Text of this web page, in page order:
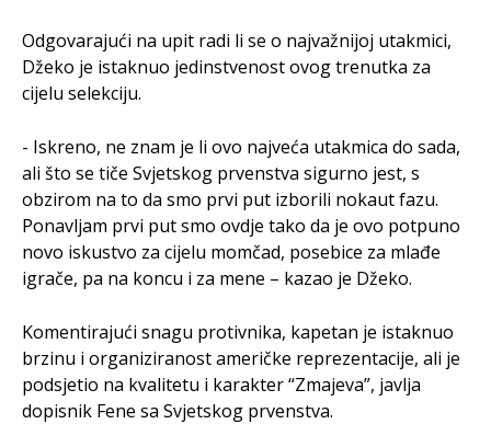
​Odgovarajući na upit radi li se o najvažnijoj utakmici,
Džeko je istaknuo jedinstvenost ovog trenutka za
cijelu selekciju.
​- Iskreno, ne znam je li ovo najveća utakmica do sada,
ali što se tiče Svjetskog prvenstva sigurno jest, s
obzirom na to da smo prvi put izborili nokaut fazu.
Ponavljam prvi put smo ovdje tako da je ovo potpuno
novo iskustvo za cijelu momčad, posebice za mlađe
igrače, pa na koncu i za mene – kazao je Džeko.
​Komentirajući snagu protivnika, kapetan je istaknuo
brzinu i organiziranost američke reprezentacije, ali je
podsjetio na kvalitetu i karakter “Zmajeva”, javlja
dopisnik Fene sa Svjetskog prvenstva.